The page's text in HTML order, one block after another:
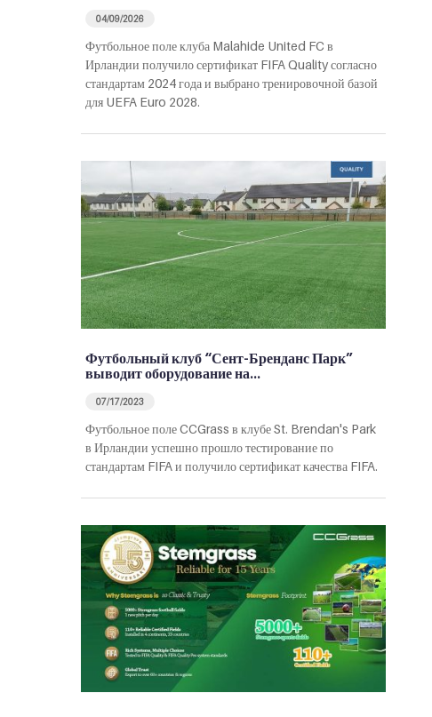
04/09/2026
Футбольное поле клуба Malahide United FC в
Ирландии получило сертификат FIFA Quality согласно
стандартам 2024 года и выбрано тренировочной базой
для UEFA Euro 2028.
Футбольный клуб “Сент-Бренданс Парк”
выводит оборудование на…
07/17/2023
Футбольное поле CCGrass в клубе St. Brendan's Park
в Ирландии успешно прошло тестирование по
стандартам FIFA и получило сертификат качества FIFA.